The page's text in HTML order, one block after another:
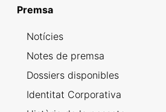
Premsa
Notícies
Notes de premsa
Dossiers disponibles
Identitat Corporativa